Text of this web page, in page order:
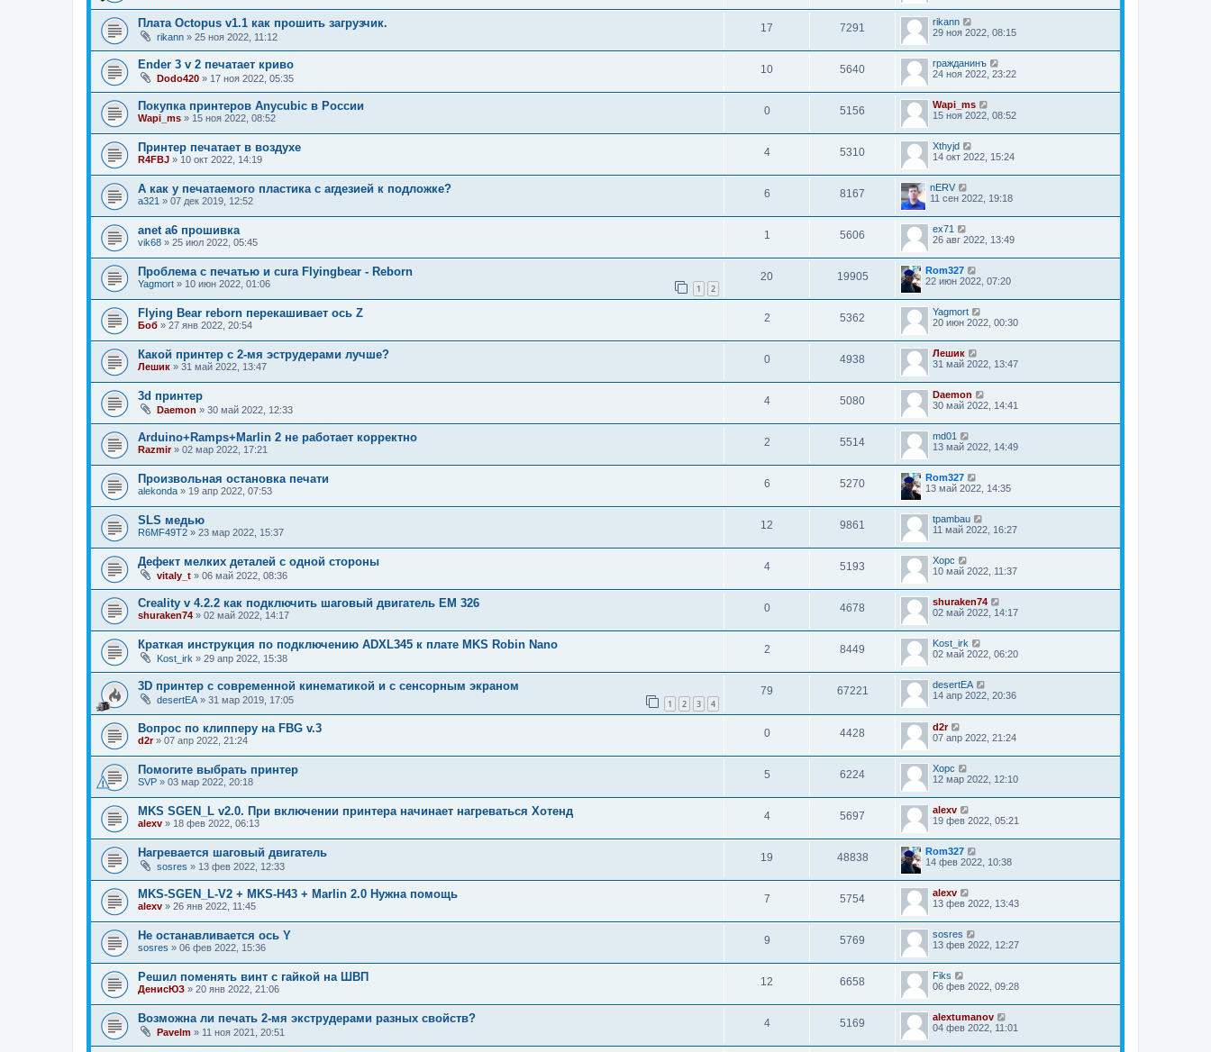
Плата Octopus v1.1 как прошить загрузчик.
rikann » 25 ноя 2022, 11:12
17 7291
rikann
29 ноя 2022, 08:15
Ender 3 v 2 печатает криво
Dodo420 » 17 ноя 2022, 05:35
10 5640
гражданинъ
24 ноя 2022, 23:22
Покупка принтеров Anycubic в России
Wapi_ms » 15 ноя 2022, 08:52
0 5156
Wapi_ms
15 ноя 2022, 08:52
Принтер печатает в воздухе
R4FBJ » 10 окт 2022, 14:19
4 5310
Xthyjd
14 окт 2022, 15:24
А как у печатаемого пластика с агдезией к подложке?
a321 » 07 дек 2019, 12:52
6 8167
nERV
11 сен 2022, 19:18
anet a6 прошивка
vik68 » 25 июл 2022, 05:45
1 5606
ex71
26 авг 2022, 13:49
Проблема с печатью и cura Flyingbear - Reborn
Yagmort » 10 июн 2022, 01:06 1 2
20 19905
Rom327
22 июн 2022, 07:20
Flying Bear reborn перекашивает ось Z
Боб » 27 янв 2022, 20:54
2 5362
Yagmort
20 июн 2022, 00:30
Какой принтер с 2-мя эструдерами лучше?
Лешик » 31 май 2022, 13:47
0 4938
Лешик
31 май 2022, 13:47
3d принтер
Daemon » 30 май 2022, 12:33
4 5080
Daemon
30 май 2022, 14:41
Arduino+Ramps+Marlin 2 не работает корректно
Razmir» 02 мар 2022, 17:21
2 5514
md01
13 май 2022, 14:49
Произвольная остановка печати
alekonda » 19 апр 2022, 07:53
6 5270
Rom327
13 май 2022, 14:35
SLS медью
R6MF49T2 » 23 мар 2022, 15:37
12 9861
tpambau
11 май 2022, 16:27
Дефект мелких деталей с одной стороны
vitaly_t » 06 май 2022, 08:36
4 5193
Xopc
10 май 2022, 11:37
Creality v 4.2.2 как подключить шаговый двигатель ЕМ 326
shuraken74 » 02 май 2022, 14:17
0 4678
shuraken74
02 май 2022, 14:17
Краткая инструкция по подключению ADXL345 к плате MKS Robin Nano
Kost_irk » 29 апр 2022, 15:38
2 8449
Kost_irk
02 май 2022, 06:20
3D принтер с современной кинематикой и с сенсорным экраном
desertEA» 31 мар 2019, 17:05 1 2 3 4
79 67221
desertEA
14 апр 2022, 20:36
Вопрос по клипперу на FBG v.3
d2r» 07 апр 2022, 21:24
0 4428
d2r
07 апр 2022, 21:24
Помогите выбрать принтер
SVP » 03 мар 2022, 20:18
5 6224
Xopc
12 мар 2022, 12:10
MKS SGEN_L v2.0. При включении принтера начинает нагреваться Хотенд
alexv » 18 фев 2022, 06:13
4 5697
alexv
19 фев 2022, 05:21
Нагревается шаговый двигатель
sosres » 13 фев 2022, 12:33
19 48838
Rom327
14 фев 2022, 10:38
MKS-SGEN_L-V2 + MKS-H43 + Marlin 2.0 Нужна помощь
alexv » 26 янв 2022, 11:45
7 5754
alexv
13 фев 2022, 13:43
Не останавливается ось Y
sosres » 06 фев 2022, 15:36
9 5769
sosres
13 фев 2022, 12:27
Решил поменять винт с гайкой на ШВП
ДенисЮЗ » 20 янв 2022, 21:06
12 6658
Fiks
06 фев 2022, 09:28
Возможна ли печать 2-мя экструдерами разных свойств?
Pavelm » 11 ноя 2021, 20:51
4 5169
alextumanov
04 фев 2022, 11:01